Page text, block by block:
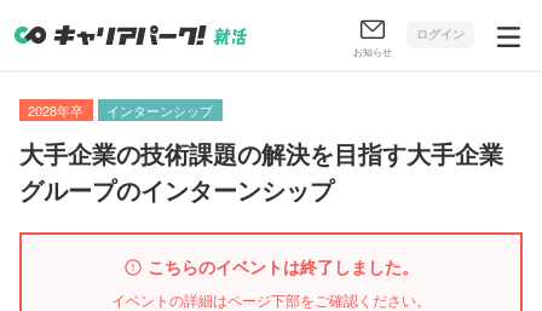
お知らせ
ログイン
2028年卒 インターンシップ
大手企業の技術課題の解決を目指す大手企業
グループのインターンシップ
こちらのイベントは終了しました。
イベントの詳細はページ下部をご確認ください。